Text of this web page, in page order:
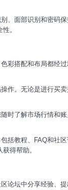
、面部识别和密码
。
彩搭配和布局都经
作。无论是进行买
时了解市场行情和
括教程、FAQ和社
得帮助。
论坛中分享经验、